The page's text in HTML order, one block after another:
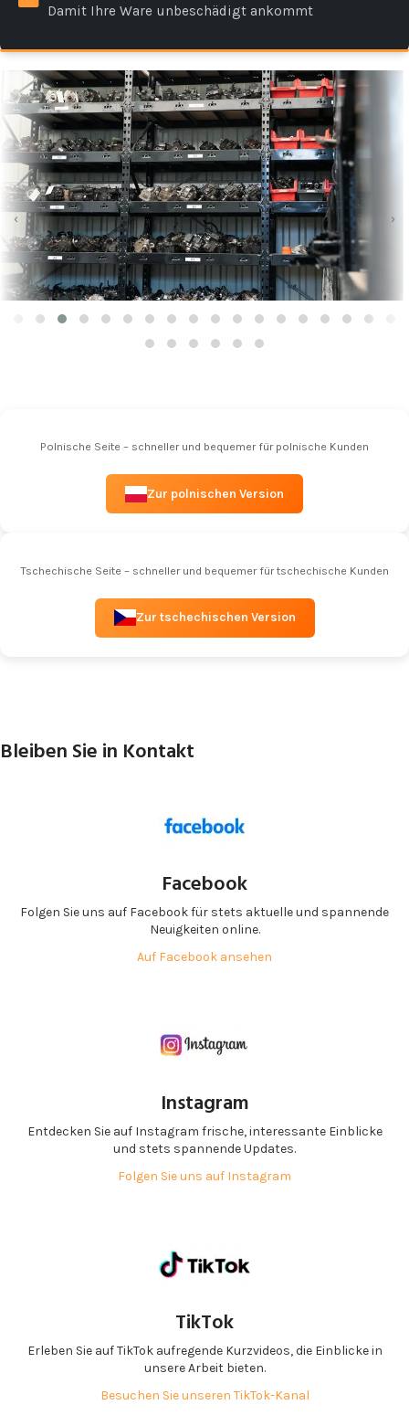
Damit Ihre Ware unbeschädigt ankommt
‹ ›
Polnische Seite – schneller und bequemer für polnische Kunden
Zur polnischen Version
Tschechische Seite – schneller und bequemer für tschechische Kunden
Zur tschechischen Version
Bleiben Sie in Kontakt
Facebook
Folgen Sie uns auf Facebook für stets aktuelle und spannende
Neuigkeiten online.
Auf Facebook ansehen
Instagram
Entdecken Sie auf Instagram frische, interessante Einblicke
und stets spannende Updates.
Folgen Sie uns auf Instagram
TikTok
Erleben Sie auf TikTok aufregende Kurzvideos, die Einblicke in
unsere Arbeit bieten.
Besuchen Sie unseren TikTok-Kanal